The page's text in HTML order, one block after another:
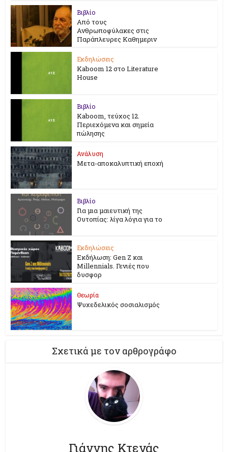
Βιβλίο
Από τους
Ανθρωποφύλακες στις
Παράπλευρες Καθημεριν
Εκδηλώσεις
Kaboom 12 στο Literature
House
Βιβλίο
Kaboom, τεύχος 12.
Περιεχόμενα και σημεία
πώλησης
Ανάλυση
Μετα-αποκαλυπτική εποχή
Βιβλίο
Για μια μαιευτική της
Ουτοπίας: λίγα λόγια για το
Εκδηλώσεις
Εκδήλωση: Gen Z και
Millennials. Γενιές που
δυσφορ
Θεωρία
Ψυχεδελικός σοσιαλισμός
Σχετικά με τον αρθρογράφο
Γιάννης Κτενάς